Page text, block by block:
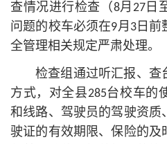
查情况进行检查（8月27日
问题的校车必须在9月3日
全管理相关规定严肃处理。
检查组通过听汇报、查
方式，对全县285台校车的
和线路、驾驶员的驾驶资质
驶证的有效期限、保险的及